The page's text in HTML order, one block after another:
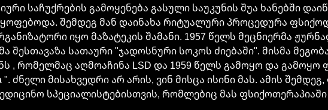
საჩუქრების გამოყენება გასული საუკუნის შუა ხანებში
შემდეგ მან დაინახა რიტუალური პროცედურა
იყო მაზატეკის შამანი. 1957 წელს მეცნიერმა
შესთავაზა სათაური "ჯადოსნური სოკოს ძიებაში". მისმა
, რომელმაც აღმოაჩინა LSD და 1959 წელს გამოყო და გამოყო
ძნელი მისახვედრი არ არის, ვინ მისცა ისინი მას. ამის
სპეციალისტებისთვის, რომლებიც მას ფსიქოთერაპიაში